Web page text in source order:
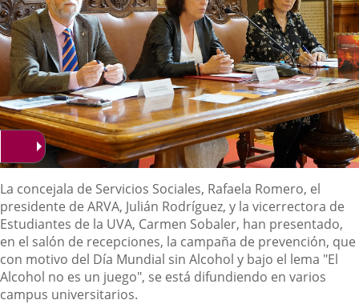
Descripción
La concejala de Servicios Sociales, Rafaela Romero, el
presidente de ARVA, Julián Rodríguez, y la vicerrectora de
Estudiantes de la UVA, Carmen Sobaler, han presentado,
en el salón de recepciones, la campaña de prevención, que
con motivo del Día Mundial sin Alcohol y bajo el lema "El
Alcohol no es un juego", se está difundiendo en varios
campus universitarios.